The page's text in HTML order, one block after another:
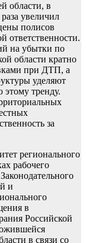
области, в
увеличил
полисов
ответственности.
на убытки по
области кратно
при ДТП, а
уделяют
этому тренду.
за
регионального
рабочего
и
в
Российской
в связи со